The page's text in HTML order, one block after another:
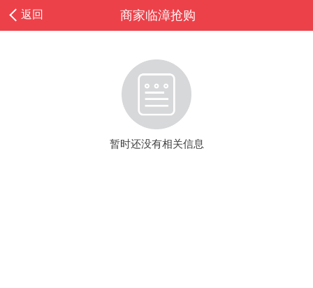
返回 商家临漳抢购
暂时还没有相关信息